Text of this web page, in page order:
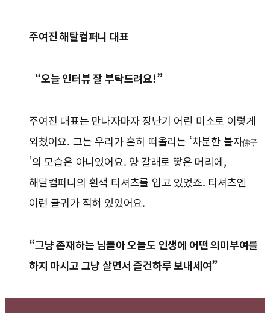
주여진 해탈컴퍼니 대표
“오늘 인터뷰 잘 부탁드려요!”
주여진 대표는 만나자마자 장난기 어린 미소로 이렇게
외쳤어요. 그는 우리가 흔히 떠올리는 ‘차분한 불자佛子
’의 모습은 아니었어요. 양 갈래로 땋은 머리에,
해탈컴퍼니의 흰색 티셔츠를 입고 있었죠. 티셔츠엔
이런 글귀가 적혀 있었어요.
“그냥 존재하는 님들아 오늘도 인생에 어떤 의미부여를
하지 마시고 그냥 살면서 즐건하루 보내세여”